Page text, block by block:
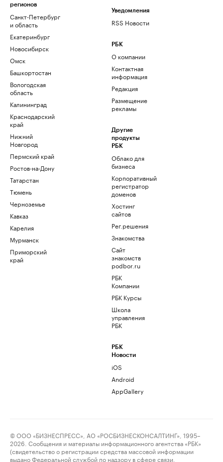
регионов
Санкт-Петербург
и область
Екатеринбург
Новосибирск
Омск
Башкортостан
Вологодская
область
Калининград
Краснодарский
край
Нижний
Новгород
Пермский край
Ростов-на-Дону
Татарстан
Тюмень
Черноземье
Кавказ
Карелия
Мурманск
Приморский
край
Уведомления
RSS Новости
РБК
О компании
Контактная
информация
Редакция
Размещение
рекламы
Другие
продукты
РБК
Облако для
бизнеса
Корпоративный
регистратор
доменов
Хостинг
сайтов
Рег.решения
Знакомства
Сайт
знакомств
podbor.ru
РБК
Компании
РБК Курсы
Школа
управления
РБК
РБК
Новости
iOS
Android
AppGallery
© ООО «БИЗНЕСПРЕСС», АО «РОСБИЗНЕСКОНСАЛТИНГ», 1995–
2026. Сообщения и материалы информационного агентства «РБК»
(свидетельство о регистрации средства массовой информации
выдано Федеральной службой по надзору в сфере связи,